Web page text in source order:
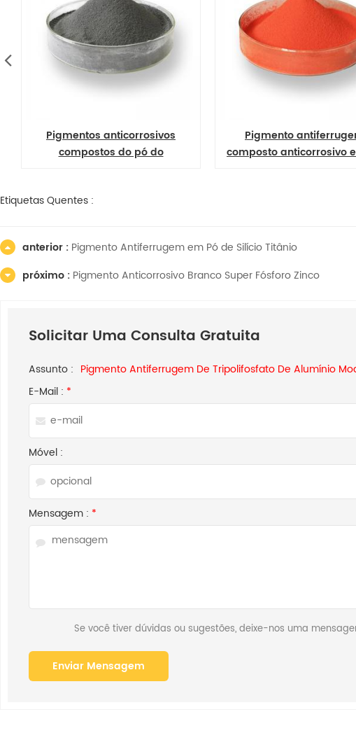
Pigmento antiferrugem
composto anticorrosivo em pó
Pigmento
composto
Etiquetas Quentes :
anterior : Pigmento Antiferrugem em Pó de Silício Titânio
próximo : Pigmento Anticorrosivo Branco Super Fósforo Zinco
Solicitar Uma Consulta Gratuita
Assunto : Pigmento Antiferrugem De Tripolifosfato De Alumínio
E-Mail : *
Móvel :
Mensagem : *
Se você tiver dúvidas ou sugestões, deixe-nos uma